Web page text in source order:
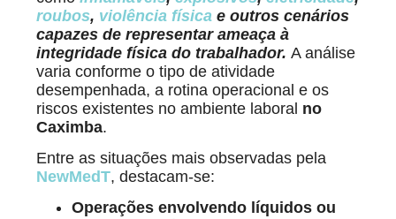
roubos, violência física e outros cenários
capazes de representar ameaça à
integridade física do trabalhador. A análise
varia conforme o tipo de atividade
desempenhada, a rotina operacional e os
riscos existentes no ambiente laboral no
Caximba.
Entre as situações mais observadas pela
NewMedT, destacam-se:
Operações envolvendo líquidos ou